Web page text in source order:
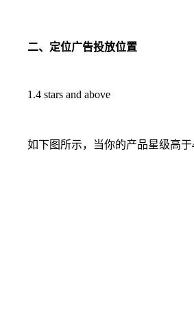
二、定位广告投放位置
1.4 stars and above
如下图所示，当你的产品星级高于4